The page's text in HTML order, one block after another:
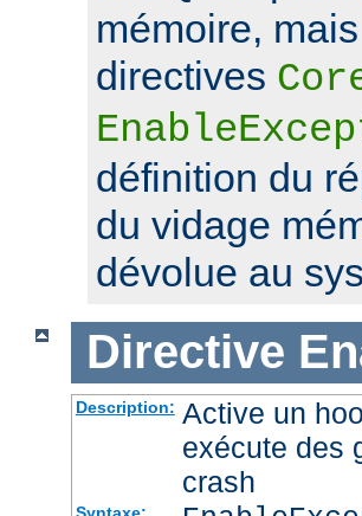
mémoire,
directives
définition du
du vidage
dévolue au
Directive
Description: Active un
exécute des
crash